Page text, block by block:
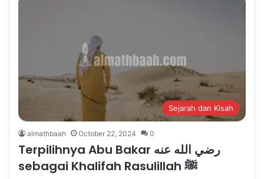
Sejarah dan Kisah
almathbaah October 22, 2024 0
Terpilihnya Abu Bakar رضي الله عنه
sebagai Khalifah Rasulillah ﷺ